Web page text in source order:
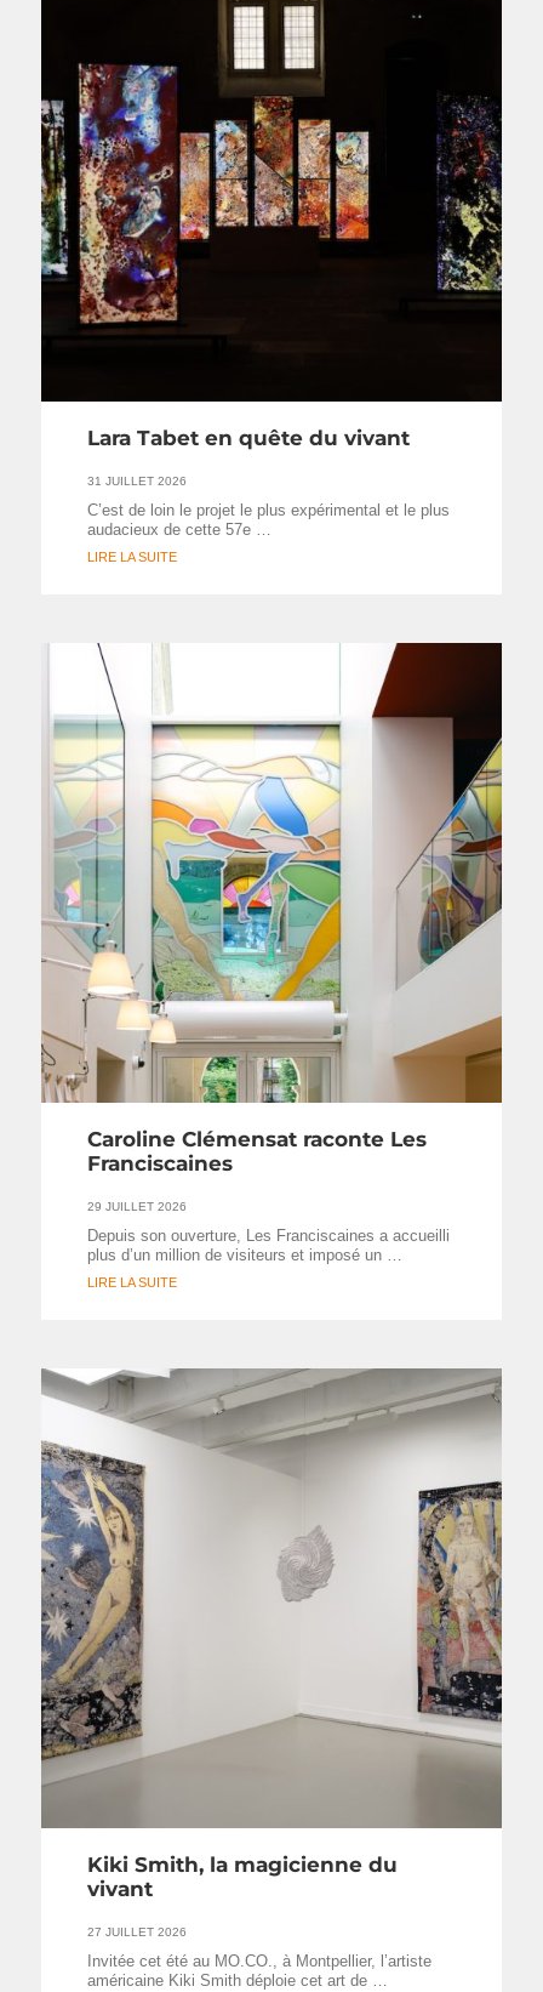
Lara Tabet en quête du vivant
31 JUILLET 2026
C’est de loin le projet le plus expérimental et le plus
audacieux de cette 57e …
LIRE LA SUITE
Caroline Clémensat raconte Les
Franciscaines
29 JUILLET 2026
Depuis son ouverture, Les Franciscaines a accueilli
plus d’un million de visiteurs et imposé un …
LIRE LA SUITE
Kiki Smith, la magicienne du
vivant
27 JUILLET 2026
Invitée cet été au MO.CO., à Montpellier, l’artiste
américaine Kiki Smith déploie cet art de …